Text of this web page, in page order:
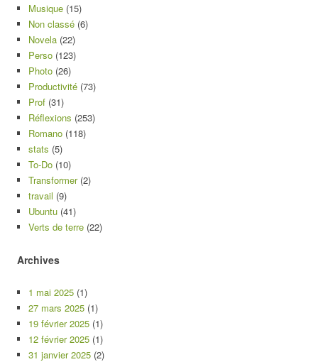
Musique (15)
Non classé (6)
Novela (22)
Perso (123)
Photo (26)
Productivité (73)
Prof (31)
Réflexions (253)
Romano (118)
stats (5)
To-Do (10)
Transformer(2)
travail (9)
Ubuntu (41)
Verts de terre (22)
Archives
1 mai 2025 (1)
27 mars 2025 (1)
19 février 2025 (1)
12 février 2025 (1)
31 janvier 2025 (2)